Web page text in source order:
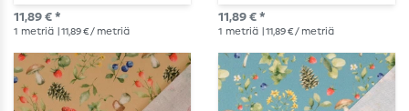
vaaleansininen
11,89 € *
1 metriä | 11,89 € / metriä
vaaleanpunainen
11,89 € *
1 metriä | 11,89 € / metriä